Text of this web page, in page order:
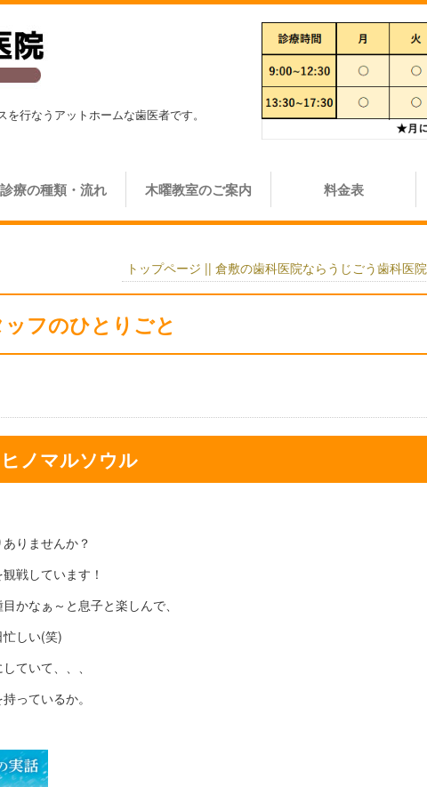
行なうアットホームな歯医者です。
診療の種類・流れ 木曜教室のご案内 料金表
トップページ || 倉敷の歯科医院ならうじごう歯科医院
フのひとりごと
ヒノマルソウル
りませんか？
戦しています！
かなぁ～と息子と楽しんで、
しい(笑)
ていて、、、
っているか。